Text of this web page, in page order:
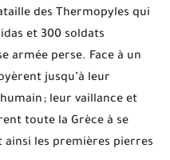
des Thermopyles qui
et 300 soldats
armée perse. Face à un
jusqu’à leur
; leur vaillance et
toute la Grèce à se
ainsi les premières pierres